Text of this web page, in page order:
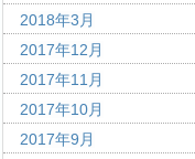
2018年3月
2017年12月
2017年11月
2017年10月
2017年9月